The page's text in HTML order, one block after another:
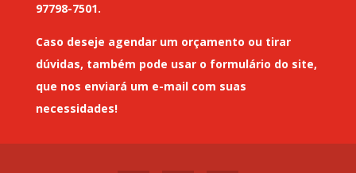
97798-7501.
Caso deseje agendar um orçamento ou tirar
dúvidas, também pode usar o formulário do site,
que nos enviará um e-mailcom suas
necessidades!